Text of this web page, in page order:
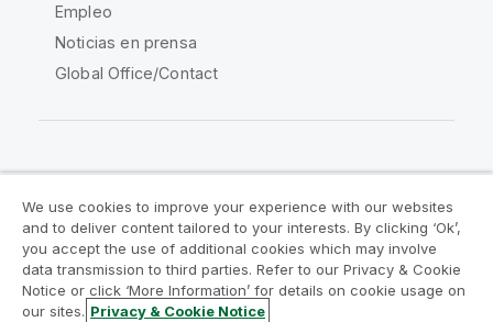
Empleo
Noticias en prensa
Global Office/Contact
Acuerdos legales
Condiciones del producto
Legal Policies
Política legal
Condiciones de uso
Marcas comerciales
We use cookies to improve your experience with our websites
and to deliver content tailored to your interests. By clicking ‘Ok’,
you accept the use of additional cookies which may involve
data transmission to third parties. Refer to our Privacy & Cookie
Notice or click ‘More Information’ for details on cookie usage on
our sites. Privacy & Cookie Notice